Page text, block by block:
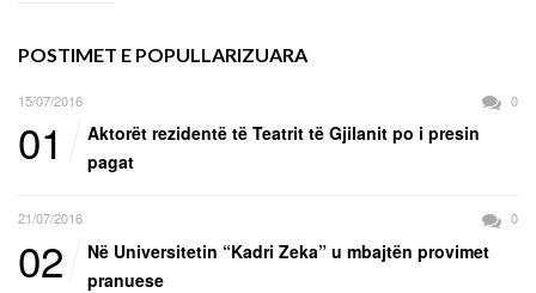
POSTIMET E POPULLARIZUARA
15/07/2016 0
01
Aktorët rezidentë të Teatrit të Gjilanit po i presin
pagat
21/07/2016 0
02
Në Universitetin “Kadri Zeka” u mbajtën provimet
pranuese